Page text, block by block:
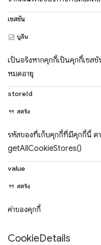
เซสชัน
บูลีน
เป็นจริงหากคุกกี้เป็นคุกกี้เซส
หมดอายุ
storeId
สตริง
รหัสของที่เก็บคุกกี้ที่มีคุกกี้นี้ ต
getAllCookieStores()
value
สตริง
ค่าของคุกกี้
CookieDetails